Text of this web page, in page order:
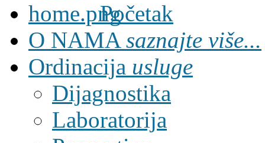
Početak
O NAMA saznajte više...
Ordinacija usluge
Dijagnostika
Laboratorija